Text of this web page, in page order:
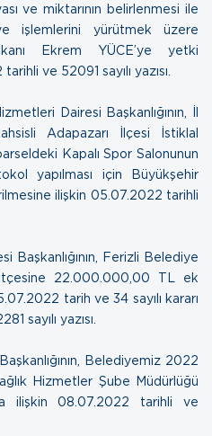
ve miktarının belirlenmesi ile
işlemlerini yürütmek üzere
Ekrem YÜCE’ye yetki
ve 52091 sayılı yazısı.
Dairesi Başkanlığının, İl
Adapazarı İlçesi İstiklal
Kapalı Spor Salonunun
yapılması için Büyükşehir
ilişkin 05.07.2022 tarihli
Başkanlığının, Ferizli Belediye
22.000.000,00 TL ek
tarih ve 34 sayılı kararı
sayılı yazısı.
Belediyemiz 2022
Hizmetler Şube Müdürlüğü
ilişkin08.07.2022 tarihli ve